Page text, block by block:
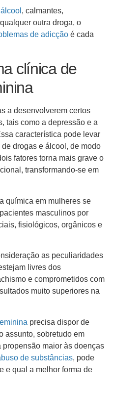
álcool , calmantes,
outra droga, o
de adicção é cada
clínica de
a desenvolverem certos
tais como a depressão e a
característica pode levar
drogas e álcool, de modo
fatores torna mais grave o
transformando-se em
química em mulheres se
masculinos por
fisiológicos, orgânicos e
as peculiaridades
livres dos
e comprometidos com
muito superiores na
precisa dispor de
assunto, sobretudo em
maior às doenças
de substâncias, pode
e qual a melhor forma de